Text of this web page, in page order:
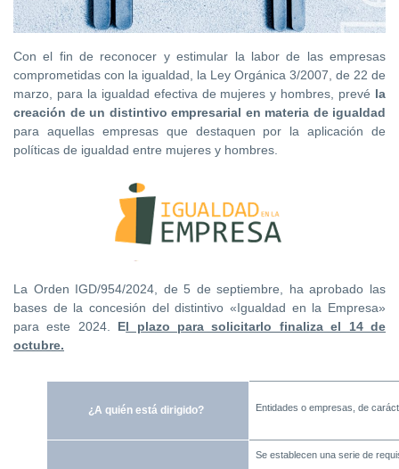
Con el fin de reconocer y estimular la labor de las empresas
comprometidas con la igualdad, la Ley Orgánica 3/2007, de 22 de
marzo, para la igualdad efectiva de mujeres y hombres, prevé la
creación de un distintivo empresarial en materia de igualdad
para aquellas empresas que destaquen por la aplicación de
políticas de igualdad entre mujeres y hombres.
La Orden IGD/954/2024, de 5 de septiembre, ha aprobado las
bases de la concesión del distintivo «Igualdad en la Empresa»
para este 2024. El plazo para solicitarlo finaliza el 14 de
octubre.
¿A quién está dirigido? Entidades o empresas, de
Se establecen una serie de